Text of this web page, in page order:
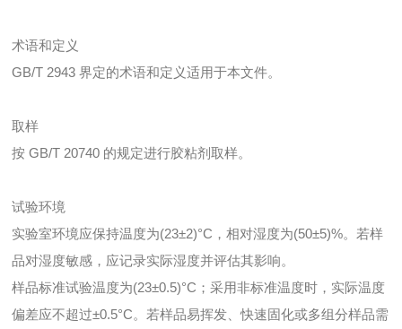
术语和定义
GB/T 2943 界定的术语和定义适用于本文件。
取样
按 GB/T 20740 的规定进行胶粘剂取样。
试验环境
实验室环境应保持温度为(23±2)°C，相对湿度为(50±5)%。若样
品对湿度敏感，应记录实际湿度并评估其影响。
样品标准试验温度为(23±0.5)°C；采用非标准温度时，实际温度
偏差应不超过±0.5°C。若样品易挥发、快速固化或多组分样品需